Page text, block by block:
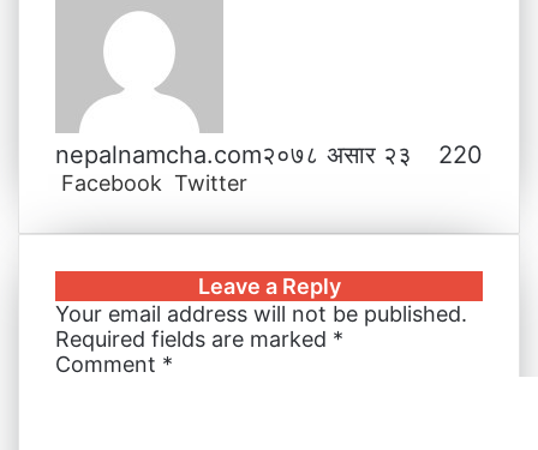
nepalnamcha.com२०७८ असार २३ 220
Facebook Twitter
n
e
d
I
m
l
r
n
e
r
e
s
e
g
s
e
n
g
a
s
A
p
b
r
a
e
v
i
i
t
Leave a Reply
Your email address will not be published.
Required fields are marked *
Comment *